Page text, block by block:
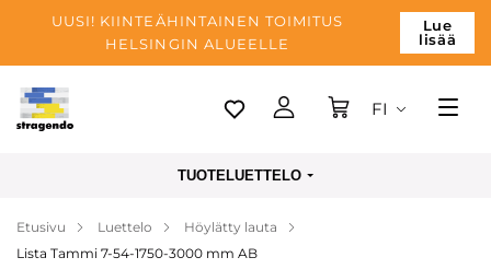
UUSI! KIINTEÄHINTAINEN TOIMITUS
HELSINGIN ALUEELLE
Lue
lisää
Tallinn
Maksu
FI
TUOTELUETTELO
Etusivu Luettelo
Höylätty lauta
Lista Tammi 7-54-1750-3000 mm AB